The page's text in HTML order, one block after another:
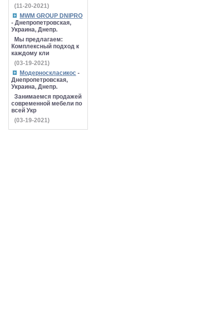
(11-20-2021)
MWM GROUP DNIPRO
- Днепропетровская,
Украина, Днепр.
Мы предлагаем:
Комплексный подход к
каждому кли
(03-19-2021)
Модерноскласикос -
Днепропетровская,
Украина, Днепр.
Занимаемся продажей
современной мебели по
всей Укр
(03-19-2021)